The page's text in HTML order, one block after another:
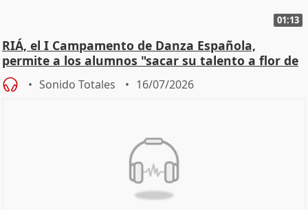
01:13
RIÁ, el I Campamento de Danza Española,
permite a los alumnos "sacar su talento a flor de
piel"
Sonido Totales 16/07/2026